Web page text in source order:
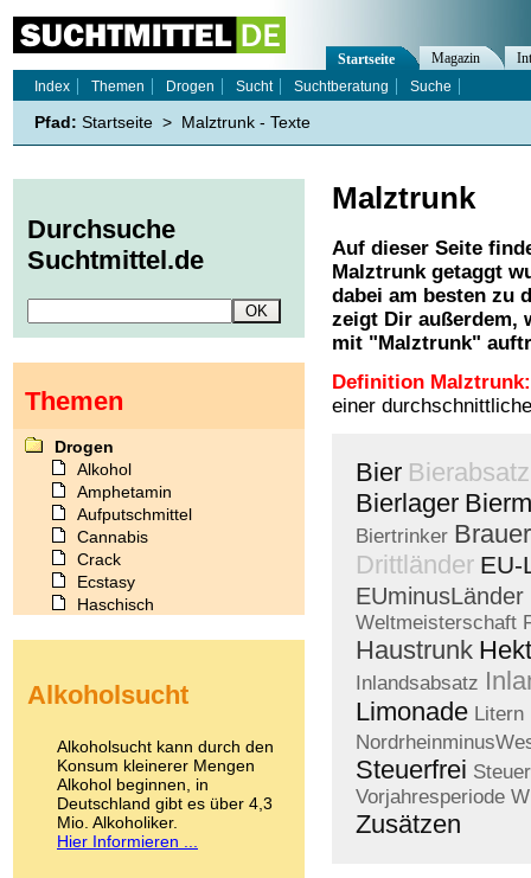
Malztrunk
Auf dieser Seite
Malztrunkgetaggt
dabei am besten zu
zeigt Dir außerdem,
mit " Malztrunk"
Definition Malztrunk:
einer
Bier Bierabsatz
Bierlager
Biertrinker
Drittländer EU-
EUminusLänder
Weltmeisterschaft
Haustrunk
Inlandsabsatz
Limonade Litern
Steuerfrei
Vorjahresperiode
Zusätzen
Startseite Magazin
Index
Themen Drogen Sucht Suchtberatung Suche
Pfad: Startseite > Malztrunk - Texte
Durchsuche
Suchtmittel.de
Themen
Drogen
Alkohol
Amphetamin
Aufputschmittel
Cannabis
Crack
Ecstasy
Haschisch
Kokain
LSD
Marihuana
Medikamente
Meskalin
Metamphetamin
Methadon
Alkoholsucht
Alkoholsucht kann durch den
Konsum kleinerer Mengen
Alkohol beginnen, in
Deutschland gibt es über 4,3
Mio. Alkoholiker.
Hier Informieren ...